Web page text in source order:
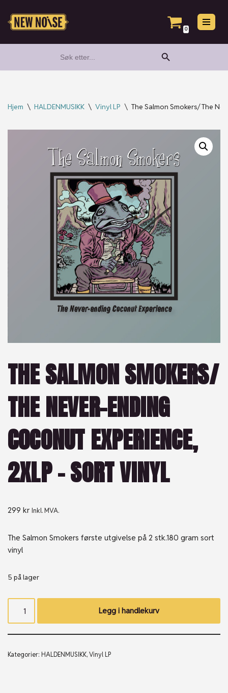
Hopp
0
for:
Search Button
Hjem \ HALDENMUSIKK \ Vinyl LP \ The Salmon Smokers/ The
THE SALMON SMOKERS/
THE NEVER-ENDING
COCONUT EXPERIENCE,
2XLP – SORT VINYL
299 kr Inkl. MVA.
The Salmon Smokers første utgivelse på 2 stk.180 gram sort
vinyl
5 på lager
Legg i handlekurv
Kategorier: HALDENMUSIKK,Vinyl LP